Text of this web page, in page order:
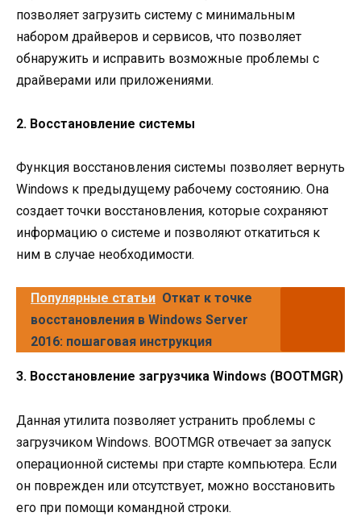
позволяет загрузить систему с минимальным
набором драйверов и сервисов, что позволяет
обнаружить и исправить возможные проблемы с
драйверами или приложениями.
2. Восстановление системы
Функция восстановления системы позволяет вернуть
Windows к предыдущему рабочему состоянию. Она
создает точки восстановления, которые сохраняют
информацию о системе и позволяют откатиться к
ним в случае необходимости.
Популярные статьи Откат к точке
восстановления в Windows Server
2016: пошаговая инструкция
3. Восстановление загрузчика Windows (BOOTMGR)
Данная утилита позволяет устранить проблемы с
загрузчиком Windows. BOOTMGR отвечает за запуск
операционной системы при старте компьютера. Если
он поврежден или отсутствует, можно восстановить
его при помощи командной строки.